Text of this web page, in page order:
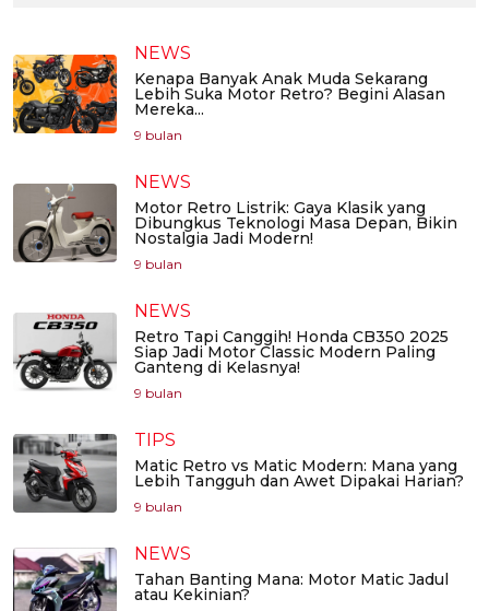
NEWS
Kenapa Banyak Anak Muda Sekarang
Lebih Suka Motor Retro? Begini Alasan
Mereka...
9 bulan
NEWS
Motor Retro Listrik: Gaya Klasik yang
Dibungkus Teknologi Masa Depan, Bikin
Nostalgia Jadi Modern!
9 bulan
NEWS
Retro Tapi Canggih! Honda CB350 2025
Siap Jadi Motor Classic Modern Paling
Ganteng di Kelasnya!
9 bulan
TIPS
Matic Retro vs Matic Modern: Mana yang
Lebih Tangguh dan Awet Dipakai Harian?
9 bulan
NEWS
Tahan Banting Mana: Motor Matic Jadul
atau Kekinian?